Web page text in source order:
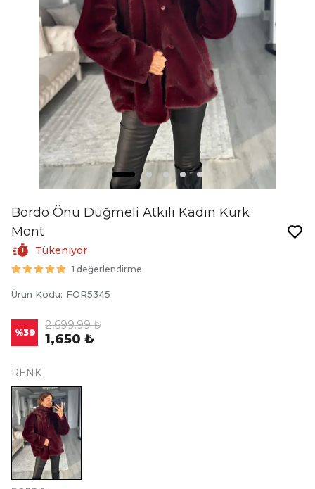
Bordo Önü Düğmeli Atkılı Kadın Kürk
Mont
Tükeniyor
1 değerlendirme
Ürün Kodu: FOR5345
%39
2,699.99 ₺
1,650 ₺
RENK